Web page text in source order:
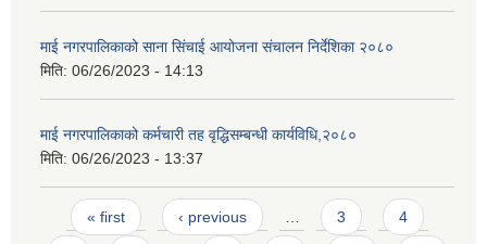
माई नगरपालिकाको साना सिंचाई आयोजना संचालन निर्देशिका २०८०
मिति: 06/26/2023 - 14:13
माई नगरपालिकाको कर्मचारी तह वृद्धिसम्बन्धी कार्यविधि,२०८०
मिति: 06/26/2023 - 13:37
Pages
« first ‹ previous … 3 4